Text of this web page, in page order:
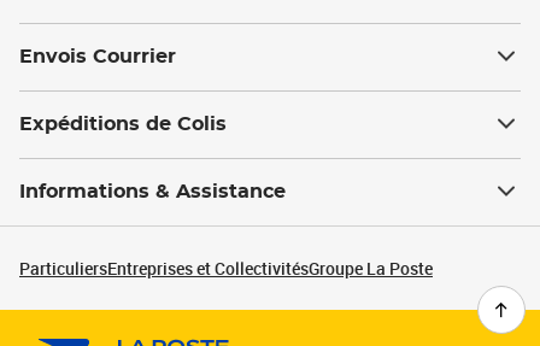
Envois Courrier
Expéditions de Colis
Informations & Assistance
ParticuliersEntreprises et CollectivitésGroupe La Poste